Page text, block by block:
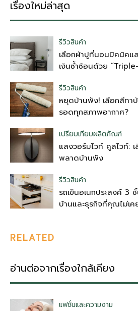
เรื่องใหม่ล่าสุด
รีวิวสินค้า
เลือกผ้าปูที่นอนปิคนิคแ
เงินซ้ำซ้อนด้วย
รีวิวสินค้า
หยุดบ้านพัง! เลือกสีทา
รอดทุกสภาพอากาศ?
เปรียบเทียบผลิตภัณฑ์
แสงวอร์มไวท์ คูลไวท์:
พลาดบ้านพัง
รีวิวสินค้า
รถเข็นอเนกประสงค์ 3
บ้านและธุรกิจที่คุณไม่เค
RELATED
อ่านต่อจากเรื่องใกล้เคียง
แฟชั่นและความงาม